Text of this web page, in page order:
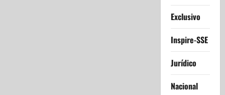
Exclusivo
Inspire-SSE
Jurídico
Nacional